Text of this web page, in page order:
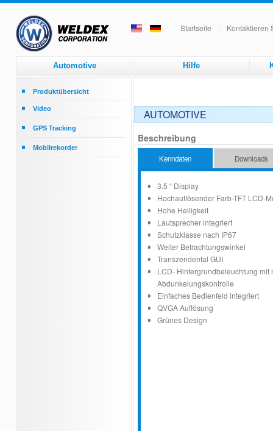
Startseite Kontaktieren
Automotive Hilfe
Produktübersicht
Video
Upgrade eines CRT schwarz/weiß
GPS Tracking
Mobilrekorder
AUTOMOTIVE
Beschreibung
Kenndaten Downloads
3.5 “ Display
Hochauflösender Farb-TFT LCD-
Hohe Helligkeit
Lautsprecher integriert
Schutzklasse nach IP67
Weiter Betrachtungswinkel
Transzendental GUI
LCD- Hintergrundbeleuchtung mit
Abdunkelungskontrolle
Einfaches Bedienfeld integriert
QVGA Auflösung
Grünes Design